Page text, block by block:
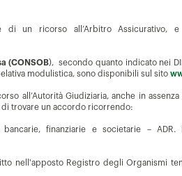
di un ricorso all’Arbitro Assicurativo,
(CONSOB), secondo quanto indicato nei
modulistica, sono disponibili sul sito
all’Autorità Giudiziaria, anche in
trovare un accordo ricorrendo:
finanziarie e societarie –
nell'apposto Registro degli Organismi